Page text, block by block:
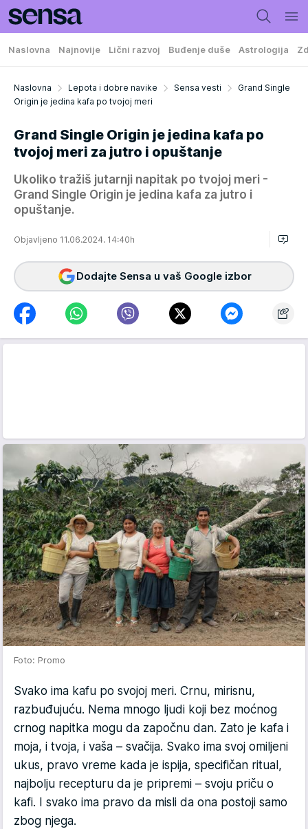
Naslovna Najnovije Lični razvoj Buđenje duše Astrologija
Naslovna Lepota i dobre navike Sensa vesti
Grand Single
Origin je jedina kafa po tvojoj meri
Grand Single Origin je jedina kafa po
tvojoj meri za jutro i opuštanje
Ukoliko tražiš jutarnji napitak po tvojoj meri -
Grand Single Origin je jedina kafa za jutro i
opuštanje.
Objavljeno 11.06.2024. 14:40h
Dodajte Sensa u vaš Google izbor
Foto: Promo
Svako ima kafu po svojoj meri. Crnu, mirisnu,
razbuđujuću. Nema mnogo ljudi koji bez moćnog
crnog napitka mogu da započnu dan. Zato je kafa i
moja, i tvoja, i vaša – svačija. Svako ima svoj omiljeni
ukus, pravo vreme kada je ispija, specifičan ritual,
najbolju recepturu da je pripremi – svoju priču o
kafi. I svako ima pravo da misli da ona postoji samo
zbog njega.